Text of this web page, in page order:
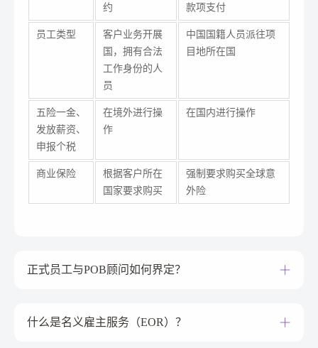
约
款项支付
员工类型
客户业务开展
国，拥有合法
工作身份的人
员
中国国籍人员派往项
目地所在国
五险一金、
发放薪资、
申报个税
在境外进行操
作
在国内进行操作
商业保险
根据客户所在
国家要求购买
强制要求购买全球意
外险
正式员工与POB顾问如何界定？
什么是名义雇主服务（EOR）？